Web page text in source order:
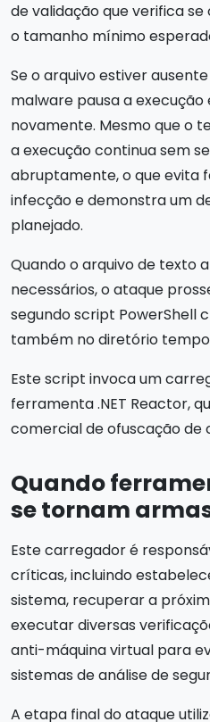
de validação que verifica
o tamanho mínimo
Se o arquivo estiver
malware pausa a
novamente. Mesmo que o
a execução continua sem
abruptamente, o que evita
infecção e demonstra um
planejado.
Quando o arquivo de texto
necessários, o ataque
segundo script PowerShell
também no diretório
Este script invoca um
ferramenta .NET Reactor,
comercial de ofuscação de
Quando
se tornam
Este carregador é
críticas, incluindo
sistema, recuperar a
executar diversas
anti-máquina virtual para
sistemas de análise de
A etapa final do ataque